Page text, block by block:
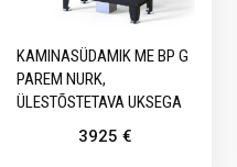
KAMINASÜDAMIK ME BP G
PAREM NURK,
ÜLESTÕSTETAVA UKSEGA
3925€